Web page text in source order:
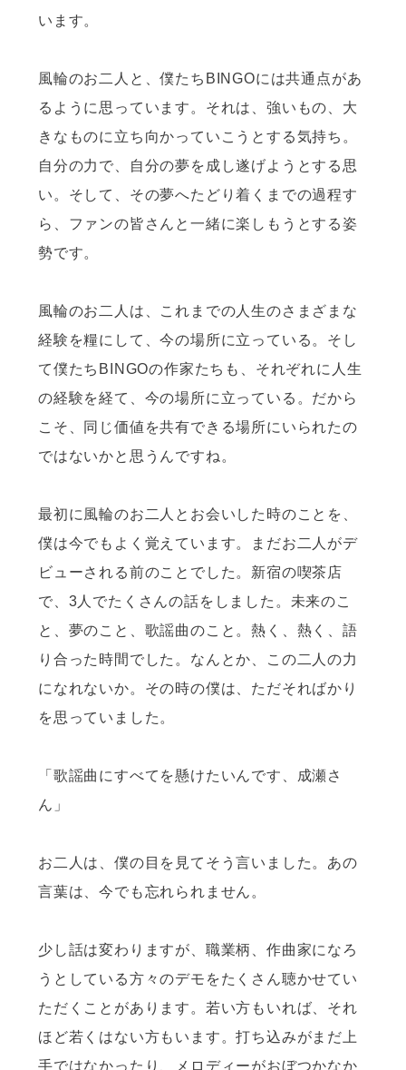
います。
風輪のお二人と、僕たちBINGOには共通点があ
るように思っています。それは、強いもの、大
きなものに立ち向かっていこうとする気持ち。
自分の力で、自分の夢を成し遂げようとする思
い。そして、その夢へたどり着くまでの過程す
ら、ファンの皆さんと一緒に楽しもうとする姿
勢です。
風輪のお二人は、これまでの人生のさまざまな
経験を糧にして、今の場所に立っている。そし
て僕たちBINGOの作家たちも、それぞれに人生
の経験を経て、今の場所に立っている。だから
こそ、同じ価値を共有できる場所にいられたの
ではないかと思うんですね。
最初に風輪のお二人とお会いした時のことを、
僕は今でもよく覚えています。まだお二人がデ
ビューされる前のことでした。新宿の喫茶店
で、3人でたくさんの話をしました。未来のこ
と、夢のこと、歌謡曲のこと。熱く、熱く、語
り合った時間でした。なんとか、この二人の力
になれないか。その時の僕は、ただそればかり
を思っていました。
「歌謡曲にすべてを懸けたいんです、成瀬さ
ん」
お二人は、僕の目を見てそう言いました。あの
言葉は、今でも忘れられません。
少し話は変わりますが、職業柄、作曲家になろ
うとしている方々のデモをたくさん聴かせてい
ただくことがあります。若い方もいれば、それ
ほど若くはない方もいます。打ち込みがまだ上
手ではなかったり、メロディーがおぼつかなか